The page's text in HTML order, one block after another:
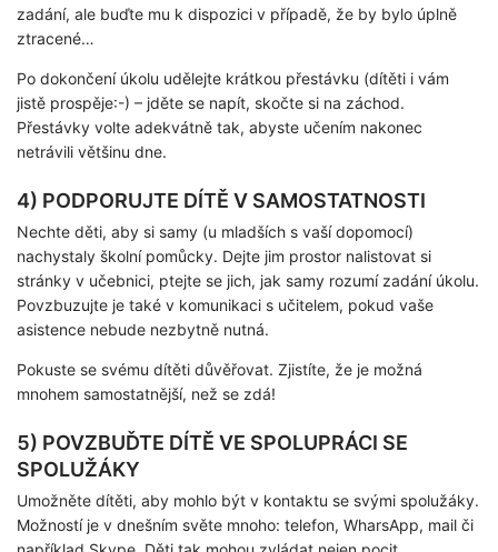
zadání, ale buďte mu k dispozici v případě, že by bylo úplně
ztracené…
Po dokončení úkolu udělejte krátkou přestávku (dítěti i vám
jistě prospěje:-) – jděte se napít, skočte si na záchod.
Přestávky volte adekvátně tak, abyste učením nakonec
netrávili většinu dne.
4) PODPORUJTE DÍTĚ V SAMOSTATNOSTI
Nechte děti, aby si samy (u mladších s vaší dopomocí)
nachystaly školní pomůcky. Dejte jim prostor nalistovat si
stránky v učebnici, ptejte se jich, jak samy rozumí zadání úkolu.
Povzbuzujte je také v komunikaci s učitelem, pokud vaše
asistence nebude nezbytně nutná.
Pokuste se svému dítěti důvěřovat. Zjistíte, že je možná
mnohem samostatnější, než se zdá!
5) POVZBUĎTE DÍTĚ VE SPOLUPRÁCI SE
SPOLUŽÁKY
Umožněte dítěti, aby mohlo být v kontaktu se svými spolužáky.
Možností je v dnešním světe mnoho: telefon, WharsApp, mail či